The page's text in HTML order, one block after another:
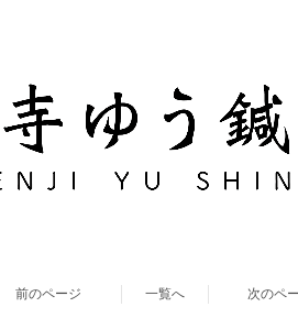
前のページ 一覧へ 次のペ